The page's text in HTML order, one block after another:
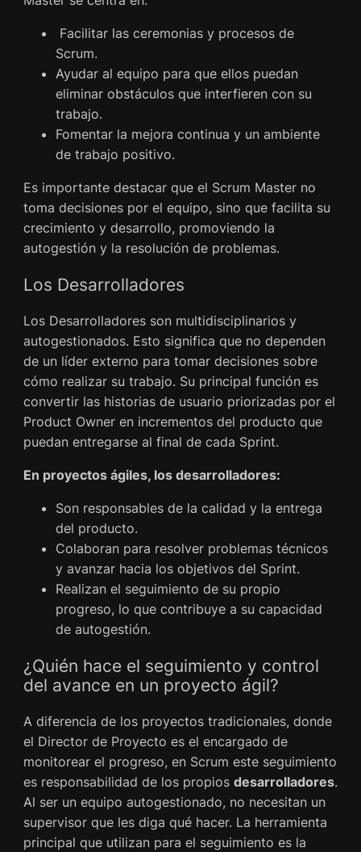
Facilitar las ceremonias y procesos de
Scrum.
Ayudar al equipo para que ellos puedan
eliminar obstáculos que interfieren con su
trabajo.
Fomentar la mejora continua y un ambiente
de trabajo positivo.
Es importante destacar que el Scrum Master no
toma decisiones por el equipo, sino que facilita su
crecimiento y desarrollo, promoviendo la
autogestión y la resolución de problemas.
Los Desarrolladores
Los Desarrolladores son multidisciplinarios y
autogestionados. Esto significa que no dependen
de un líder externo para tomar decisiones sobre
cómo realizar su trabajo. Su principal función es
convertir las historias de usuario priorizadas por el
Product Owner en incrementos del producto que
puedan entregarse al final de cada Sprint.
En proyectos ágiles, los desarrolladores:
Son responsables de la calidad y la entrega
del producto.
Colaboran para resolver problemas técnicos
y avanzar hacia los objetivos del Sprint.
Realizan el seguimiento de su propio
progreso, lo que contribuye a su capacidad
de autogestión.
¿Quién hace el seguimiento y control
del avance en un proyecto ágil?
A diferencia de los proyectos tradicionales, donde
el Director de Proyecto es el encargado de
monitorear el progreso, en Scrum este seguimiento
es responsabilidad de los propios desarrolladores.
Al ser un equipo autogestionado, no necesitan un
supervisor que les diga qué hacer. La herramienta
principal que utilizan para el seguimiento es la